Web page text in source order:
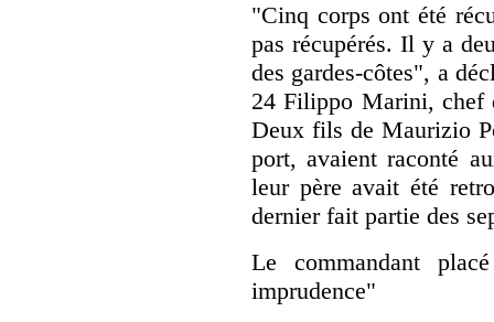
"Cinq corps ont été
pas récupérés. Il y a
des gardes-côtes", a
24 Filippo Marini, chef
Deux fils de Maurizio
port, avaient raconté
leur père avait été
dernier fait partie des
Le commandant
imprudence"